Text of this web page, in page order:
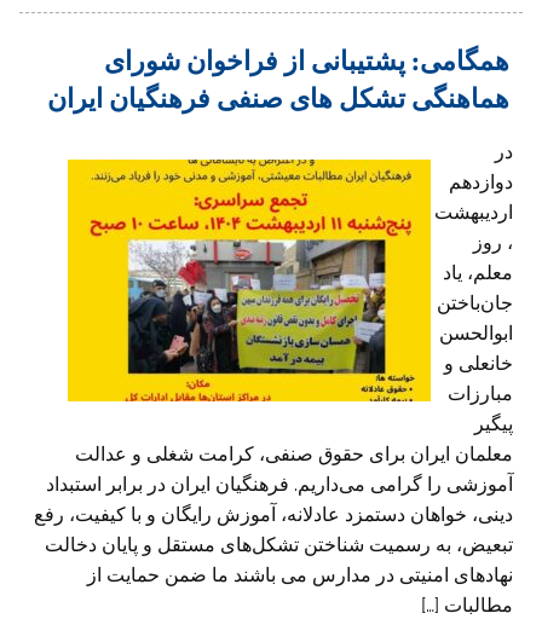
همگامی: پشتیبانی از فراخوان شورای
هماهنگی تشکل های صنفی فرهنگیان ایران
در
دوازدهم
اردیبهشت
، روز
معلم، یاد
جان‌باختن
ابوالحسن
خانعلی و
مبارزات
پیگیر
معلمان ایران برای حقوق صنفی، کرامت شغلی و عدالت
آموزشی را گرامی می‌داریم. فرهنگیان ایران در برابر استبداد
دینی، خواهان دستمزد عادلانه، آموزش رایگان و با کیفیت، رفع
تبعیض، به رسمیت شناختن تشکل‌های مستقل و پایان دخالت
نهادهای امنیتی در مدارس می باشند ما ضمن حمایت از
مطالبات […]